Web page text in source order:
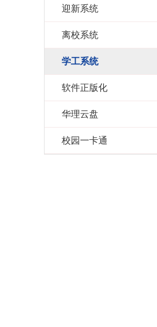
迎新系统
离校系统
学工系统
软件正版化
华理云盘
校园一卡通